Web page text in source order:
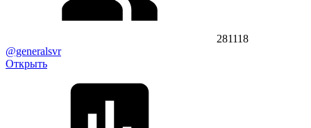
281118
@generalsvr
Открыть